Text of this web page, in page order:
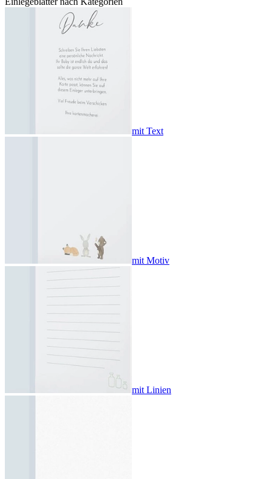
mit Text
mit Motiv
mit Linien